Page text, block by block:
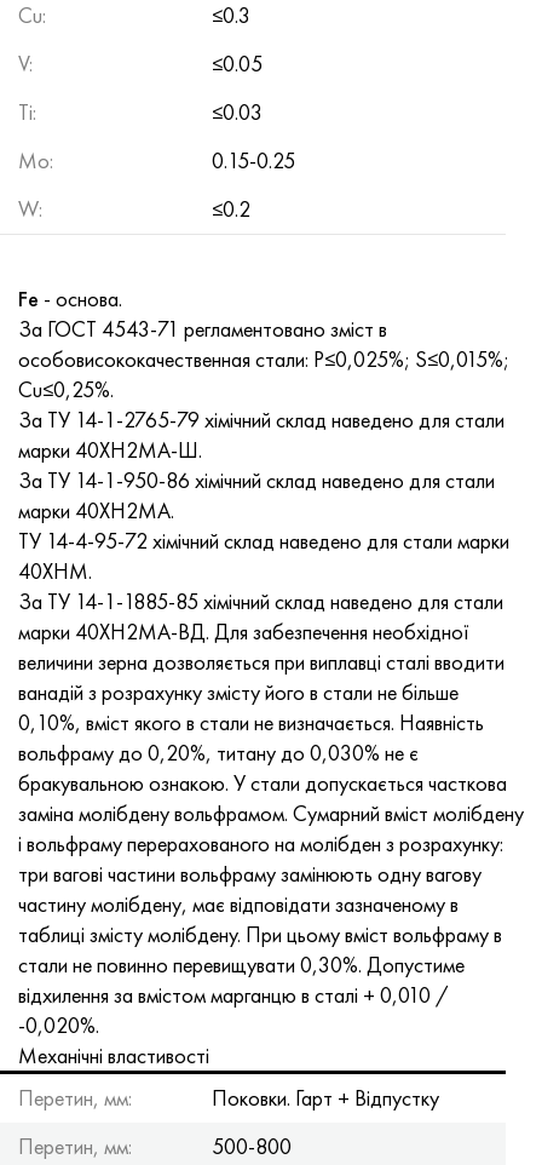
Cu:
≤0.3
V:
≤0.05
Ti:
≤0.03
Mo:
0.15-0.25
W: ≤0.2
Fe - основа.
За ГОСТ 4543-71 регламентовано зміст в
особовисококачественная стали: P≤0,025%; S≤0,015%;
Сu≤0,25%.
За ТУ 14-1-2765-79 хімічний склад наведено для стали
марки 40ХН2МА-Ш.
За ТУ 14-1-950-86 хімічний склад наведено для стали
марки 40ХН2МА.
ТУ 14-4-95-72 хімічний склад наведено для стали марки
40ХНМ.
За ТУ 14-1-1885-85 хімічний склад наведено для стали
марки 40ХН2МА-ВД. Для забезпечення необхідної
величини зерна дозволяється при виплавці сталі вводити
ванадій з розрахунку змісту його в стали не більше
0,10%, вміст якого в стали не визначається. Наявність
вольфраму до 0,20%, титану до 0,030% не є
бракувальною ознакою. У стали допускається часткова
заміна молібдену вольфрамом. Сумарний вміст молібдену
і вольфраму перерахованого на молібден з розрахунку:
три вагові частини вольфраму замінюють одну вагову
частину молібдену, має відповідати зазначеному в
таблиці змісту молібдену. При цьому вміст вольфраму в
стали не повинно перевищувати 0,30%. Допустиме
відхилення за вмістом марганцю в сталі + 0,010 /
-0,020%.
Механічні властивості
Перетин, мм:
Поковки. Гарт + Відпустку
Перетин, мм:
500-800